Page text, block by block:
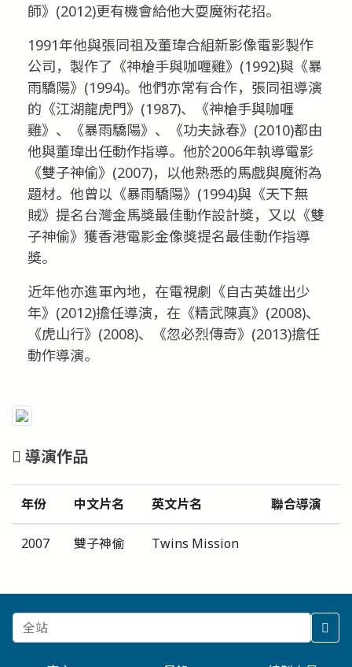
師》(2012)更有機會給他大耍魔術花招。
1991年他與張同祖及董瑋合組新影像電影製作
公司，製作了《神槍手與咖喱雞》(1992)與《暴
雨驕陽》(1994)。他們亦常有合作，張同祖導演
的《江湖龍虎門》(1987)、《神槍手與咖喱
雞》、《暴雨驕陽》、《功夫詠春》(2010)都由
他與董瑋出任動作指導。他於2006年執導電影
《雙子神偷》(2007)，以他熟悉的馬戲與魔術為
題材。他曾以《暴雨驕陽》(1994)與《天下無
賊》提名台灣金馬獎最佳動作設計獎，又以《雙
子神偷》獲香港電影金像獎提名最佳動作指導
獎。
近年他亦進軍內地，在電視劇《自古英雄出少
年》(2012)擔任導演，在《精武陳真》(2008)、
《虎山行》(2008)、《忽必烈傳奇》(2013)擔任
動作導演。
導演作品
年份 中文片名 英文片名 聯合導演
2007 雙子神偷 Twins Mission